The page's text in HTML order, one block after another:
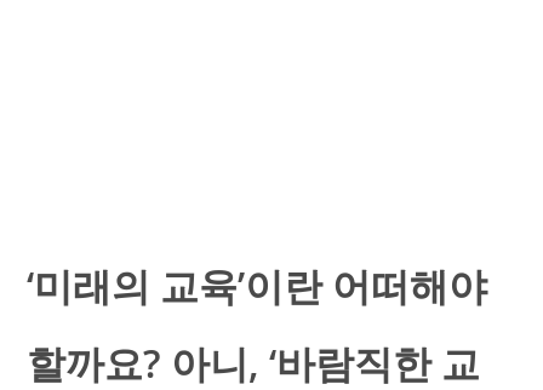
‘미래의 교육’이란 어떠해야
할까요? 아니, ‘바람직한 교